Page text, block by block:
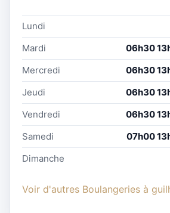
Lundi
Mardi
06h30
Mercredi
06h30
Jeudi
06h30
Vendredi
06h30
Samedi
07h00
Dimanche
Voir d'autres Boulangeries à